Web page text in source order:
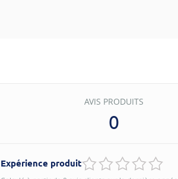
AVIS PRODUITS
0
Expérience produit